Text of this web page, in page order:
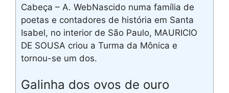
Cabeça – A. WebNascido numa família de
poetas e contadores de história em Santa
Isabel, no interior de São Paulo, MAURICIO
DE SOUSA criou a Turma da Mônica e
tornou-se um dos.
Galinha dos ovos de ouro